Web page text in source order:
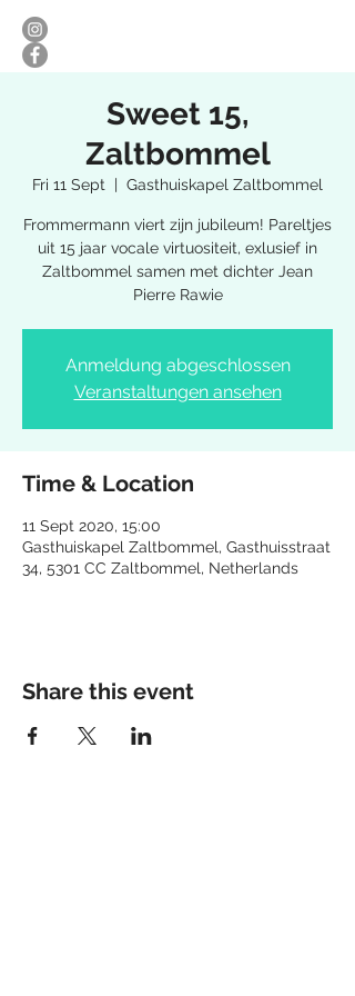
Sweet 15,
Zaltbommel
Fri 11 Sept
  |
Gasthuiskapel Zaltbommel
Frommermann viert zijn jubileum! Pareltjes
uit 15 jaar vocale virtuositeit, exlusief in
Zaltbommel samen met dichter Jean
Pierre Rawie
Anmeldung abgeschlossen
Veranstaltungen ansehen
Time & Location
11 Sept 2020, 15:00
Gasthuiskapel Zaltbommel, Gasthuisstraat
34, 5301 CC Zaltbommel, Netherlands
Share this event